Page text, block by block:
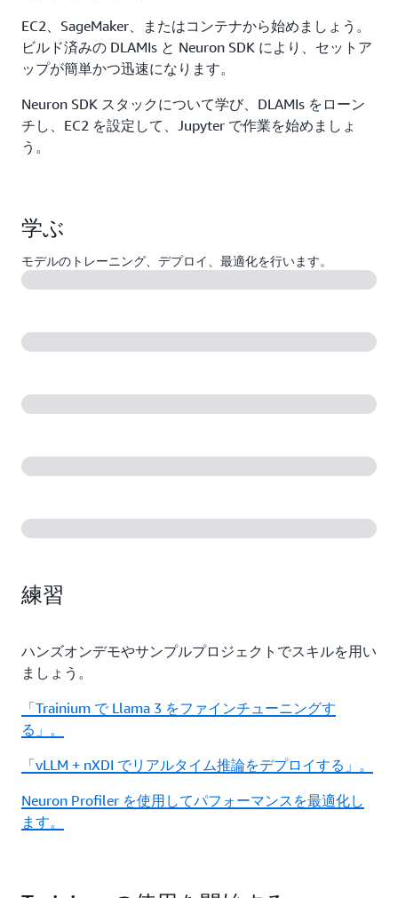
EC2、SageMaker、またはコンテナから始めましょう。
ビルド済みの DLAMIs と Neuron SDK により、セットア
ップが簡単かつ迅速になります。
Neuron SDK スタックについて学び、DLAMIs をローン
チし、EC2 を設定して、Jupyter で作業を始めましょ
う。
学ぶ
モデルのトレーニング、デプロイ、最適化を行います。
練習
ハンズオンデモやサンプルプロジェクトでスキルを用い
ましょう。
「Trainium で Llama 3 をファインチューニングす
る」。
「vLLM + nXDI でリアルタイム推論をデプロイする」。
Neuron Profiler を使用してパフォーマンスを最適化し
ます。